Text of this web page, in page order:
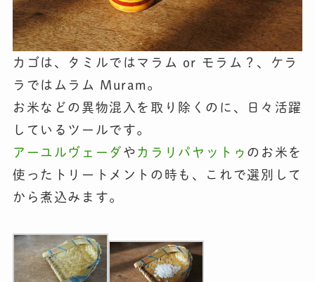
カゴは、タミルではマラム or モラム？、ケラ
ラではムラム Muram。
お米などの異物混入を取り除くのに、日々活躍
しているツールです。
アーユルヴェーダ や カラリパヤットゥ のお米を
使ったトリートメントの時も、これで選別して
から煮込みます。